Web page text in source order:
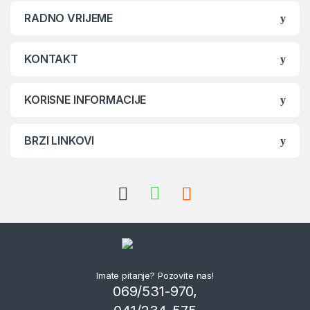
RADNO VRIJEME
KONTAKT
KORISNE INFORMACIJE
BRZI LINKOVI
Imate pitanje? Pozovite nas!
069/531-970,